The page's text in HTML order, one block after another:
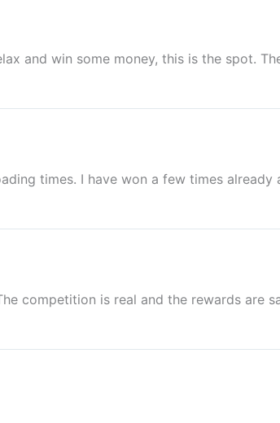
and win some money, this is the spot.
times. I have won a few times
competition is real and the rewards are